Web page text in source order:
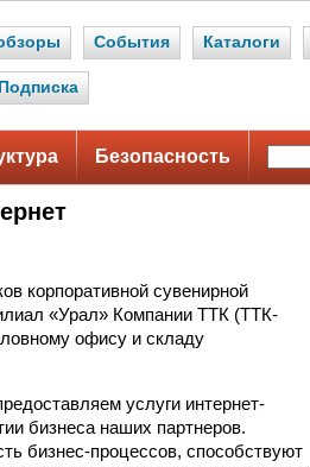
События Каталоги
Подписка
Безопасность
корпоративной сувенирной
«Урал» Компании ТТК (ТТК-
офису и складу
услуги интернет-
бизнеса наших партнеров.
бизнес-процессов, способствуют